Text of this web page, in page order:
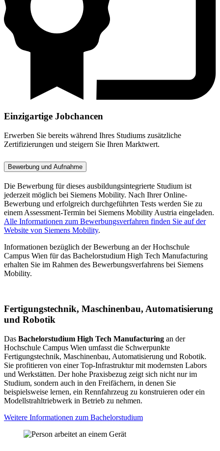
Einzigartige Jobchancen
Erwerben Sie bereits während Ihres Studiums zusätzliche
Zertifizierungen und steigern Sie Ihren Marktwert.
Bewerbung und Aufnahme
Die Bewerbung für dieses ausbildungsintegrierte Studium ist
jederzeit möglich bei Siemens Mobility. Nach Ihrer Online-
Bewerbung und erfolgreich durchgeführten Tests werden Sie zu
einem Assessment-Termin bei Siemens Mobility Austria eingeladen.
Alle Informationen zum Bewerbungsverfahren finden Sie auf der
Website von Siemens Mobility.
Informationen bezüglich der Bewerbung an der Hochschule
Campus Wien für das Bachelorstudium High Tech Manufacturing
erhalten Sie im Rahmen des Bewerbungsverfahrens bei Siemens
Mobility.
Fertigungstechnik, Maschinenbau, Automatisierung
und Robotik
Das Bachelorstudium High Tech Manufacturing an der
Hochschule Campus Wien umfasst die Schwerpunkte
Fertigungstechnik, Maschinenbau, Automatisierung und Robotik.
Sie profitieren von einer Top-Infrastruktur mit modernsten Labors
und Werkstätten. Der hohe Praxisbezug zeigt sich nicht nur im
Studium, sondern auch in den Freifächern, in denen Sie
beispielsweise lernen, ein Rennfahrzeug zu konstruieren oder ein
Modellstrahltriebwerk in Betrieb zu nehmen.
Weitere Informationen zum Bachelorstudium